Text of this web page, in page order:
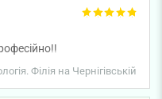
Філія на Чернігівській